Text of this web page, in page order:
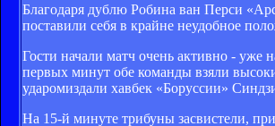
Благодаря дублю Робина ван Перси
поставили себя в крайне неудобное
Гости начали матч очень активно -
первых минут обе команды взяли
ударомиздали хавбек «Боруссии»
На 15-й минуте трибуны засвистели,